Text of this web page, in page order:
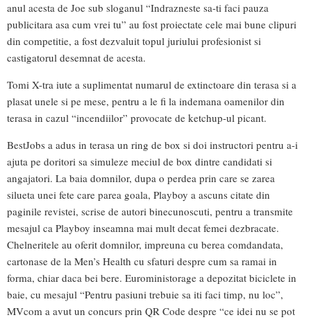
anul acesta de Joe sub sloganul “Indrazneste sa-ti faci pauza
publicitara asa cum vrei tu” au fost proiectate cele mai bune clipuri
din competitie, a fost dezvaluit topul juriului profesionist si
castigatorul desemnat de acesta.
Tomi X-tra iute a suplimentat numarul de extinctoare din terasa si a
plasat unele si pe mese, pentru a le fi la indemana oamenilor din
terasa in cazul “incendiilor” provocate de ketchup-ul picant.
BestJobs a adus in terasa un ring de box si doi instructori pentru a-i
ajuta pe doritori sa simuleze meciul de box dintre candidati si
angajatori. La baia domnilor, dupa o perdea prin care se zarea
silueta unei fete care parea goala, Playboy a ascuns citate din
paginile revistei, scrise de autori binecunoscuti, pentru a transmite
mesajul ca Playboy inseamna mai mult decat femei dezbracate.
Chelneritele au oferit domnilor, impreuna cu berea comdandata,
cartonase de la Men’s Health cu sfaturi despre cum sa ramai in
forma, chiar daca bei bere. Euroministorage a depozitat biciclete in
baie, cu mesajul “Pentru pasiuni trebuie sa iti faci timp, nu loc”,
MVcom a avut un concurs prin QR Code despre “ce idei nu se pot